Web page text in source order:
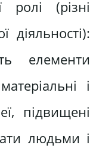
ролі (різні
діяльності):
елементи
і
підвищені
людьми і